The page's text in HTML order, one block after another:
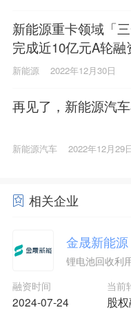
新能源重卡领域「三
完成近10亿元A轮融
本、招商资本、国投
新能源 2022年12月30日
再见了，新能源汽
新能源汽车 2022年12月29
相关企业
金晟新能源
锂电池回收利
融资时间
2024-07-24
当前
股